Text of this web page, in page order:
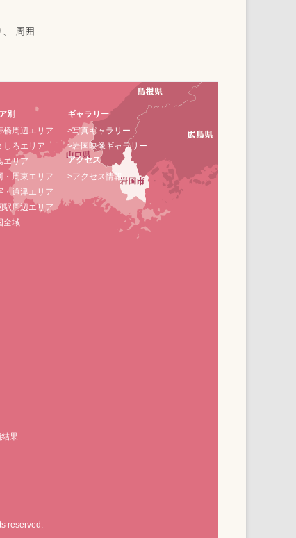
周囲
別
橋周辺エリア
しろエリア
エリア
・周東エリア
・通津エリア
駅周辺エリア
全域
ギャラリー
>写真ギャラリー
>岩国映像ギャラリー
アクセス
>アクセス情報
果
reserved.